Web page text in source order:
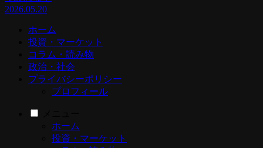
2026.05.20
ホーム
投資・マーケット
コラム・読み物
政治・社会
プライバシーポリシー
プロフィール
ホーム
投資・マーケット